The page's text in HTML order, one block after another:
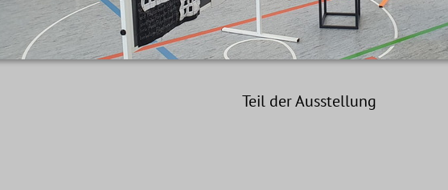
Teil der Ausstellung